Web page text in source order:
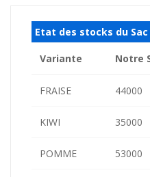
Etat des stocks du
Variante Notre
FRAISE 44000
KIWI 35000
POMME 53000